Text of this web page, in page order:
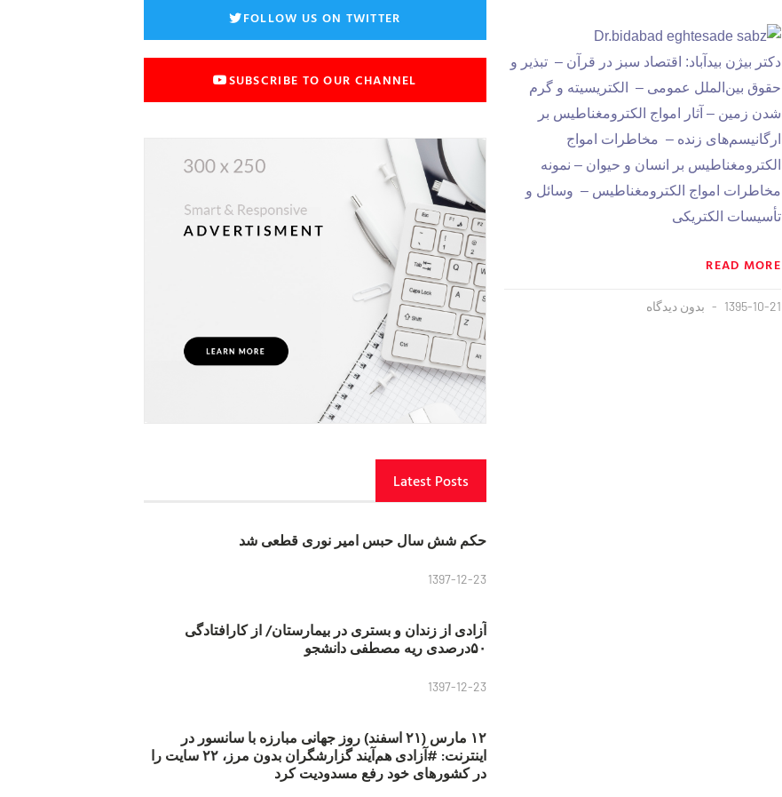
دکتر بیژن بیدآباد: اقتصاد سبز در قرآن – تبذیر و
حقوق بین‌الملل عمومی – الکتریسیته و گرم
شدن زمین – آثار امواج الکترومغناطیس بر
ارگانیسم‌های زنده – مخاطرات امواج
الکترومغناطیس بر انسان و حیوان – نمونه
مخاطرات امواج الکترومغناطیس – وسائل و
تأسیسات الکتریکی
READ MORE
1395-10-21 بدون دیدگاه
FOLLOW US ON TWITTER
SUBSCRIBE TO OUR CHANNEL
Latest Posts
حکم شش سال حبس امیر نوری قطعی شد
1397-12-23
آزادی از زندان و بستری در بیمارستان/ از کارافتادگی
۵۰درصدی ریه مصطفی دانشجو
1397-12-23
۱۲ مارس (۲۱ اسفند) روز جهانی مبارزه با سانسور در
اینترنت: #آزادی هم‌آیند گزارشگران‌ بدون مرز، ۲۲ سایت را
در کشورهای خود رفع مسدودیت کرد